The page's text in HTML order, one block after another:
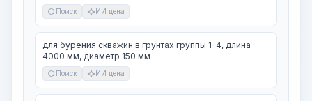
Поиск ИИ цена
для бурения скважин в грунтах группы 1-4, длина
4000 мм, диаметр 150 мм
Поиск ИИ цена